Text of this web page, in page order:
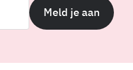
Meld je aan